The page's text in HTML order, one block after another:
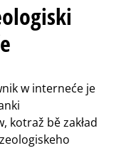
w interneće je
kotraž bě zakład